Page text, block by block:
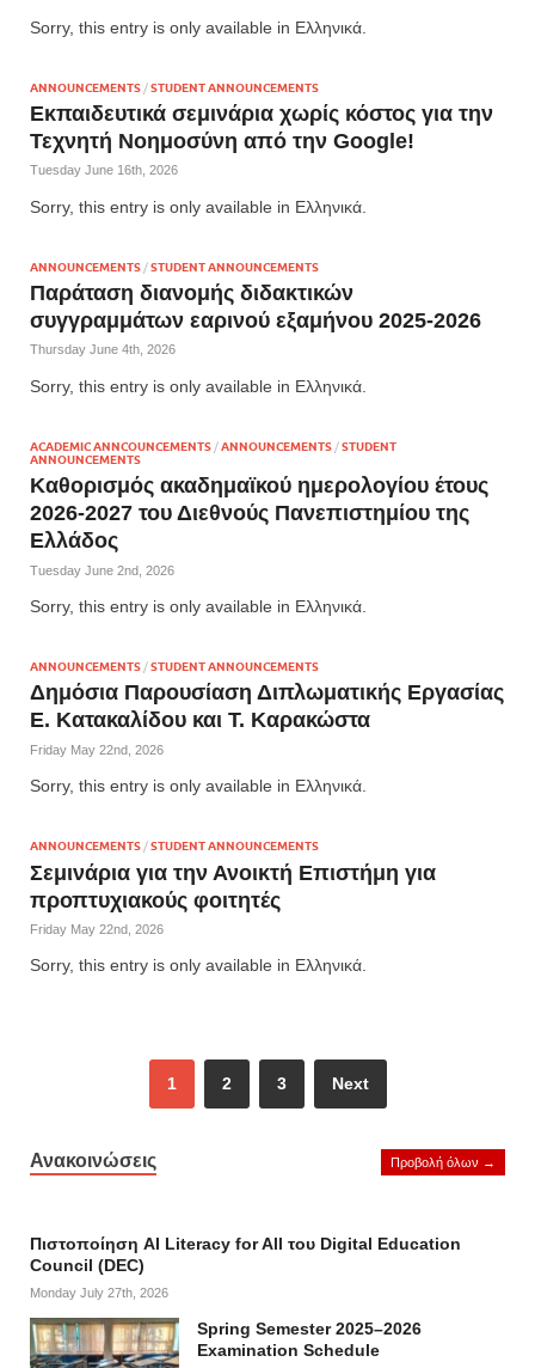
Sorry, this entry is only available in Ελληνικά.
ANNOUNCEMENTS /STUDENT ANNOUNCEMENTS
Εκπαιδευτικά σεμινάρια χωρίς κόστος για την
Τεχνητή Νοημοσύνη από την Google!
Tuesday June 16th, 2026
Sorry, this entry is only available in Ελληνικά.
ANNOUNCEMENTS /STUDENT ANNOUNCEMENTS
Παράταση διανομής διδακτικών
συγγραμμάτων εαρινού εξαμήνου 2025-2026
Thursday June 4th, 2026
Sorry, this entry is only available in Ελληνικά.
ACADEMIC ANNCOUNCEMENTS /ANNOUNCEMENTS /STUDENT
ANNOUNCEMENTS
Καθορισμός ακαδημαϊκού ημερολογίου έτους
2026-2027 του Διεθνούς Πανεπιστημίου της
Ελλάδος
Tuesday June 2nd, 2026
Sorry, this entry is only available in Ελληνικά.
ANNOUNCEMENTS /STUDENT ANNOUNCEMENTS
Δημόσια Παρουσίαση Διπλωματικής Εργασίας
Ε. Κατακαλίδου και Τ. Καρακώστα
Friday May 22nd, 2026
Sorry, this entry is only available in Ελληνικά.
ANNOUNCEMENTS /STUDENT ANNOUNCEMENTS
Σεμινάρια για την Ανοικτή Επιστήμη για
προπτυχιακούς φοιτητές
Friday May 22nd, 2026
Sorry, this entry is only available in Ελληνικά.
1 2 3 Next
Ανακοινώσεις Προβολή όλων →
Πιστοποίηση AI Literacy for All του Digital Education
Council (DEC)
Monday July 27th, 2026
Spring Semester 2025–2026
Examination Schedule